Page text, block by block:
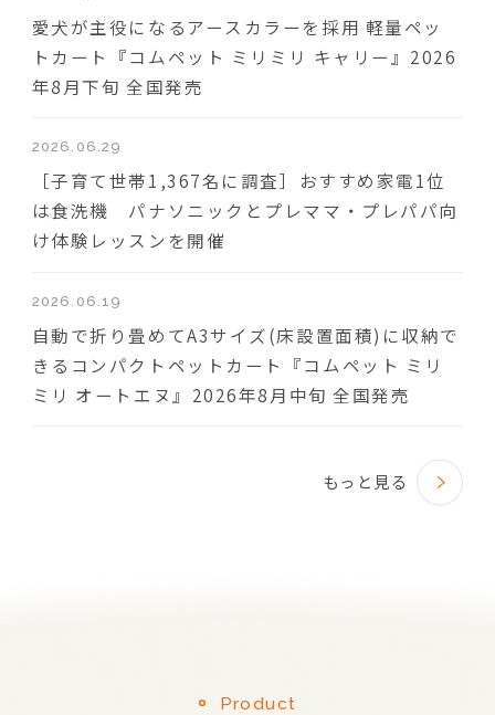
愛犬が主役になるアースカラーを採用 軽量ペッ
トカート『コムペット ミリミリ キャリー』2026
年8月下旬 全国発売
2026.06.29
［子育て世帯1,367名に調査］おすすめ家電1位
は食洗機 パナソニックとプレママ・プレパパ向
け体験レッスンを開催
2026.06.19
自動で折り畳めてA3サイズ(床設置面積)に収納で
きるコンパクトペットカート『コムペット ミリ
ミリ オートエヌ』2026年8月中旬 全国発売
もっと見る
Product